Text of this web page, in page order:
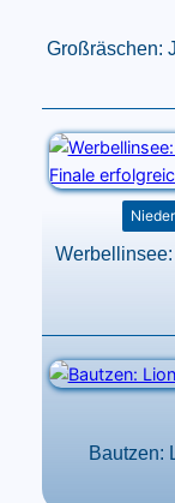
Großräschen:
Bautzen: